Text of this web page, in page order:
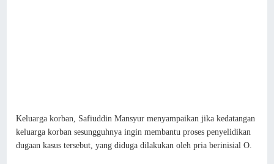
Keluarga korban, Safiuddin Mansyur menyampaikan jika kedatangan
keluarga korban sesungguhnya ingin membantu proses penyelidikan
dugaan kasus tersebut, yang diduga dilakukan oleh pria berinisial O.